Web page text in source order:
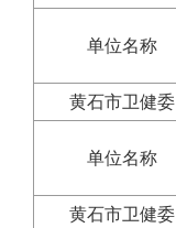
单位名称
黄石市卫健委
单位名称
黄石市卫健委